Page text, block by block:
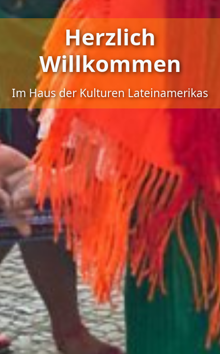
Herzlich
Willkommen
Im Haus der Kulturen Lateinamerikas